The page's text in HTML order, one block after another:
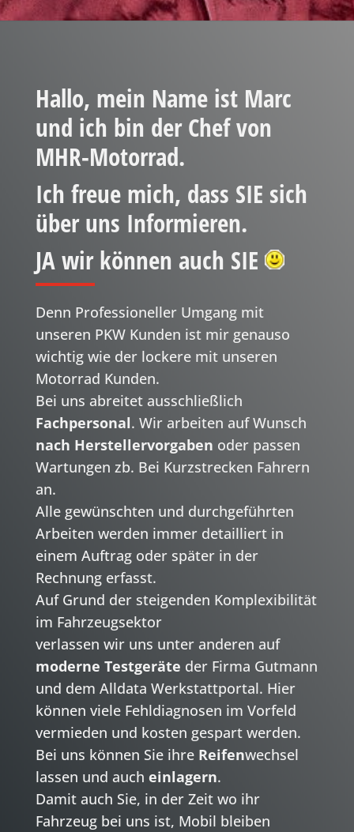
Hallo, mein Name ist Marc
und ich bin der Chef von
MHR-Motorrad.
Ich freue mich, dass SIE sich
über uns Informieren.
JA wir können auch SIE
Denn Professioneller Umgang mit
unseren PKW Kunden ist mir genauso
wichtig wie der lockere mit unseren
Motorrad Kunden.
Bei uns abreitet ausschließlich
Fachpersonal. Wir arbeiten auf Wunsch
nach Herstellervorgaben oder passen
Wartungen zb. Bei Kurzstrecken Fahrern
an.
Alle gewünschten und durchgeführten
Arbeiten werden immer detailliert in
einem Auftrag oder später in der
Rechnung erfasst.
Auf Grund der steigenden Komplexibilität
im Fahrzeugsektor
verlassen wir uns unter anderen auf
moderne Testgeräte der Firma Gutmann
und dem Alldata Werkstattportal. Hier
können viele Fehldiagnosen im Vorfeld
vermieden und kosten gespart werden.
Bei uns können Sie ihre Reifenwechsel
lassen und auch einlagern.
Damit auch Sie, in der Zeit wo ihr
Fahrzeug bei uns ist, Mobil bleiben